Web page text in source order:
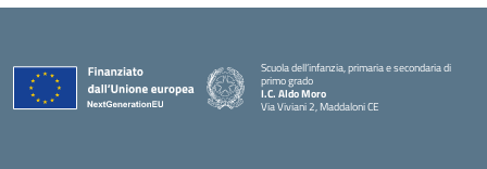
Scuola dell’infanzia, primaria e secondaria di
primo grado
I.C. Aldo Moro
Via Viviani 2, Maddaloni CE